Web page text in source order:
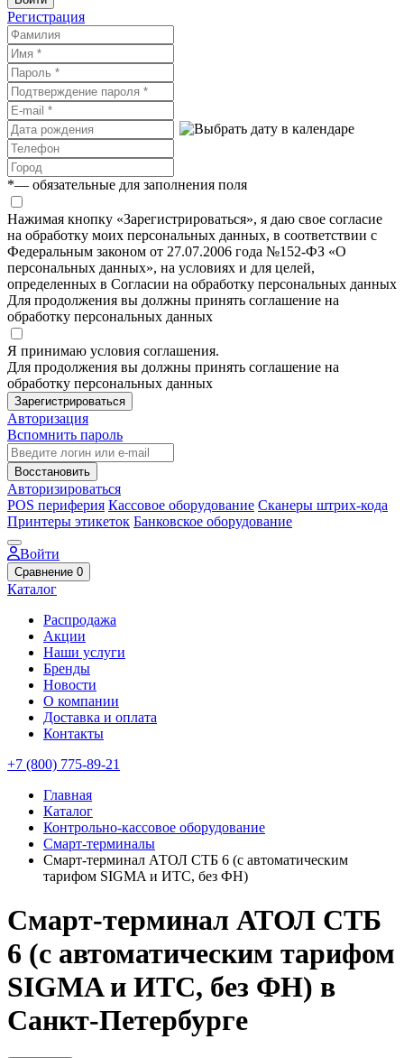
Регистрация
*— обязательные для заполнения поля
Нажимая кнопку «Зарегистрироваться», я даю свое согласие
на обработку моих персональных данных, в соответствии с
Федеральным законом от 27.07.2006 года №152-ФЗ «О
персональных данных», на условиях и для целей,
определенных в Согласии на обработку персональных данных
Для продолжения вы должны принять соглашение на
обработку персональных данных
Я принимаю условия соглашения.
Для продолжения вы должны принять соглашение на
обработку персональных данных
Зарегистрироваться
Авторизация
Вспомнить пароль
Восстановить
Авторизироваться
POS периферия Кассовое оборудование Сканеры штрих-кода
Принтеры этикеток Банковское оборудование
Войти
Сравнение 0
Каталог
Распродажа
Акции
Наши услуги
Бренды
Новости
О компании
Доставка и оплата
Контакты
+7 (800) 775-89-21
Главная
Каталог
Контрольно-кассовое оборудование
Смарт-терминалы
Смарт-терминал АТОЛ СТБ 6 (с автоматическим
тарифом SIGMA и ИТС, без ФН)
Смарт-терминал АТОЛ СТБ
6 (с автоматическим тарифом
SIGMA и ИТС, без ФН) в
Санкт-Петербурге